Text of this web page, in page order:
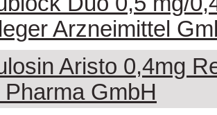
Arzneimittel
Aristo 0,4mg
GmbH